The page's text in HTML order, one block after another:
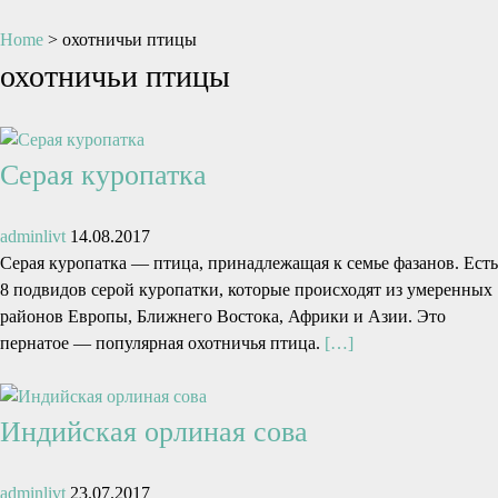
Home > охотничьи птицы
охотничьи птицы
Серая куропатка
adminlivt 14.08.2017
Серая куропатка — птица, принадлежащая к семье фазанов. Есть
8 подвидов серой куропатки, которые происходят из умеренных
районов Европы, Ближнего Востока, Африки и Азии. Это
пернатое — популярная охотничья птица. […]
Индийская орлиная сова
adminlivt 23.07.2017